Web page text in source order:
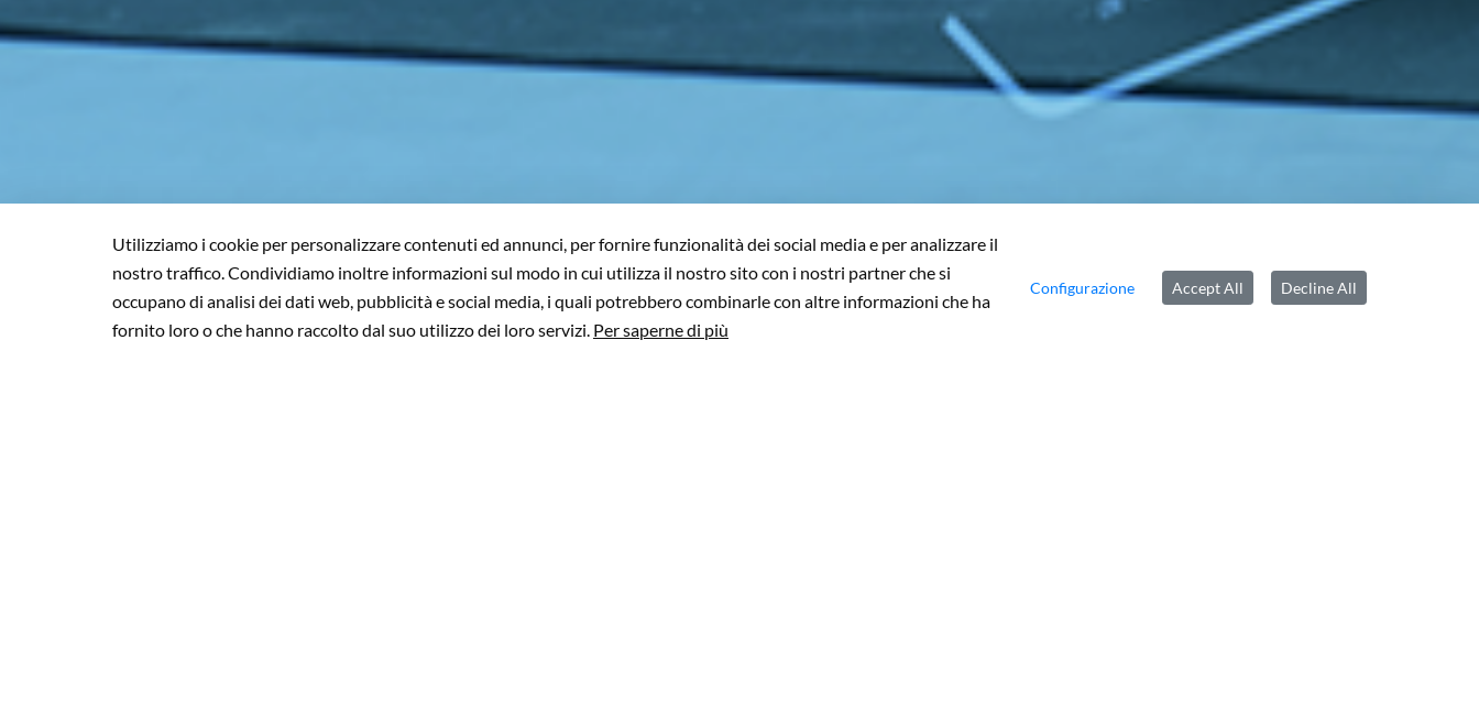
GUARDA IL VIDEO
Utilizziamo i cookie per personalizzare contenuti ed annunci, per fornire funzionalità dei social media e per analizzare il
nostro traffico. Condividiamo inoltre informazioni sul modo in cui utilizza il nostro sito con i nostri partner che si
occupano di analisi dei dati web, pubblicità e social media, i quali potrebbero combinarle con altre informazioni che ha
fornito loro o che hanno raccolto dal suo utilizzo dei loro servizi. Per saperne di più
Configurazione Accept All Decline All